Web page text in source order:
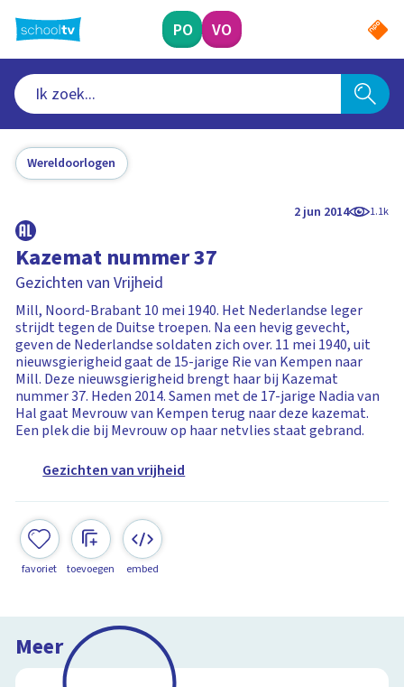
naar
hoofdinhoud
PO VO
Wereldoorlogen
2 jun 2014 1.1k
Kazemat nummer 37
Gezichten van Vrijheid
Mill, Noord-Brabant 10 mei 1940. Het Nederlandse leger
strijdt tegen de Duitse troepen. Na een hevig gevecht,
geven de Nederlandse soldaten zich over. 11 mei 1940, uit
nieuwsgierigheid gaat de 15-jarige Rie van Kempen naar
Mill. Deze nieuwsgierigheid brengt haar bij Kazemat
nummer 37. Heden 2014. Samen met de 17-jarige Nadia van
Hal gaat Mevrouw van Kempen terug naar deze kazemat.
Een plek die bij Mevrouw op haar netvlies staat gebrand.
Gezichten van vrijheid
favoriet toevoegen embed
Meer